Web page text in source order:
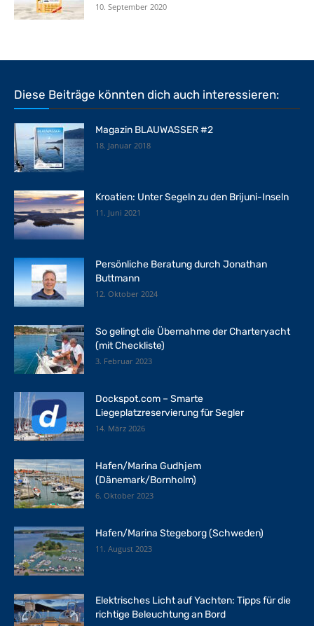
10. September 2020
Diese Beiträge könnten dich auch interessieren:
Magazin BLAUWASSER #2
18. Januar 2018
Kroatien: Unter Segeln zu den Brijuni-Inseln
11. Juni 2021
Persönliche Beratung durch Jonathan
Buttmann
12. Oktober 2024
So gelingt die Übernahme der Charteryacht
(mit Checkliste)
3. Februar 2023
Dockspot.com – Smarte
Liegeplatzreservierung für Segler
14. März 2026
Hafen/Marina Gudhjem
(Dänemark/Bornholm)
6. Oktober 2023
Hafen/Marina Stegeborg (Schweden)
11. August 2023
Elektrisches Licht auf Yachten: Tipps für die
richtige Beleuchtung an Bord